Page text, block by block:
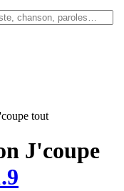
tout
J'coupe